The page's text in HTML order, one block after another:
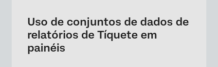
Uso de conjuntos de dados de
relatórios de Tíquete em
painéis